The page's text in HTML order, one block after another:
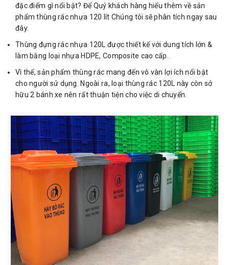
đặc điểm gì nổi bật? Để Quý khách hàng hiểu thêm về sản
phẩm thùng rác nhựa 120 lít Chúng tôi sẽ phân tích ngay sau
đây.
Thùng đựng rác nhựa 120L được thiết kế với dung tích lớn &
làm bằng loại nhựa HDPE, Composite cao cấp.
Vì thế, sản phẩm thùng rác mang đến vô vàn lợi ích nổi bật
cho người sử dụng. Ngoài ra, loại thùng rác 120L này còn sở
hữu 2 bánh xe nên rất thuận tiện cho việc di chuyển.